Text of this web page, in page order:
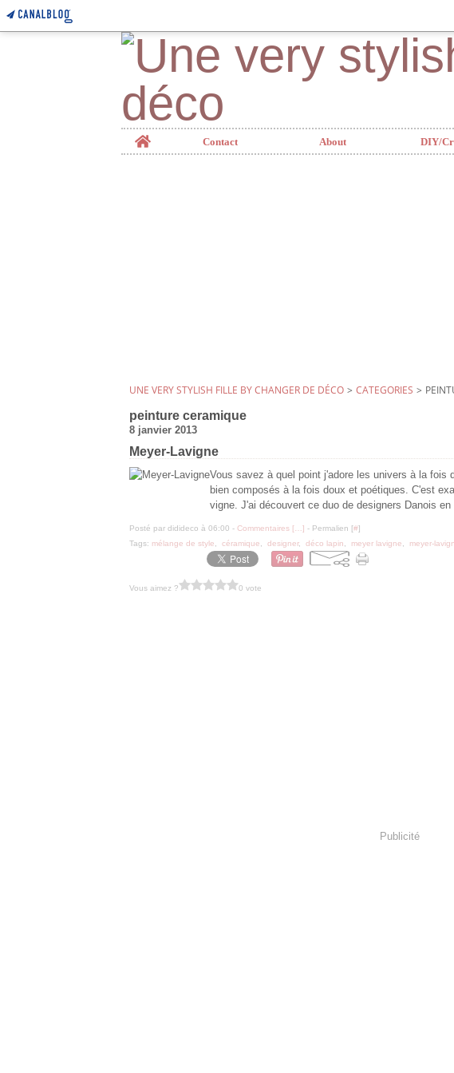
Home
Contact About DIY/
UNE VERY STYLISH FILLE BY CHANGER DE DÉCO > CATEGORIES >
peinture ceramique
8 janvier 2013
Meyer-Lavigne
Vous savez à quel point j'adore les univers à la
bien composés à la fois doux et poétiques. C'est
vigne. J'ai découvert ce duo de designers Danois en
Posté par didideco à 06:00 - Commentaires [ ] - Permalien [#]
Tags: mélange de style céramique designer, déco lapin meyer lavigne meyer-
Vous aimez ? 0 vote
Publicité